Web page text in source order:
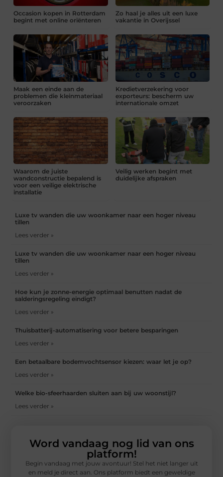
Occasion kopen in Rotterdam
begint met online oriënteren
Zo haal je alles uit een luxe
vakantie in Overijssel
Maak een einde aan de
problemen die kleinmateriaal
veroorzaken
Kredietverzekering voor
exporteurs: bescherm uw
internationale omzet
Waarom de juiste
wandconstructie bepalend is
voor een veilige elektrische
installatie
Veilig werken begint met
duidelijke afspraken
Luxe tv wanden die uw woonkamer naar een hoger niveau
tillen
Lees verder »
Luxe tv wanden die uw woonkamer naar een hoger niveau
tillen
Lees verder »
Hoe kun je zonne-energie optimaal benutten nadat de
salderingsregeling eindigt?
Lees verder »
Thuisbatterij-automatisering voor betere besparingen
Lees verder »
Een betaalbare bodemvochtsensor kiezen: waar let je op?
Lees verder »
Welke bio-sfeerhaarden sluiten aan bij uw woonstijl?
Lees verder »
Word vandaag nog lid van ons
platform!
Begin vandaag met jouw avontuur! Stel het niet langer uit
en meld je direct aan. Ons platform biedt een geweldige